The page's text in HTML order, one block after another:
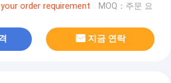
order requirement MOQ：주문 요
지금 연락